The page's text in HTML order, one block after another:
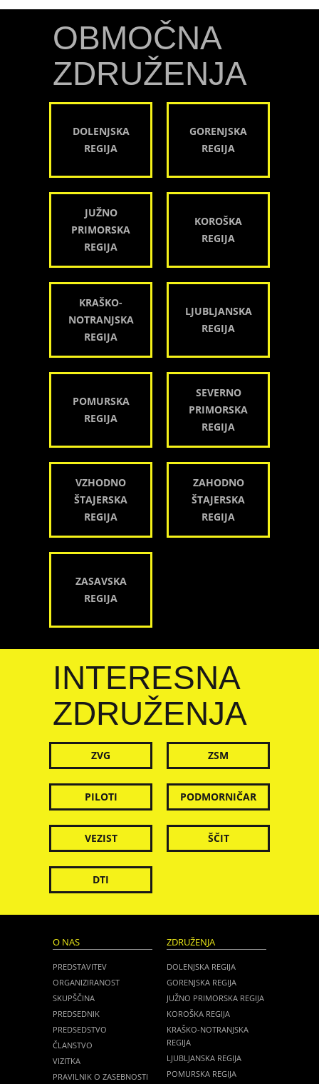
OBMOČNA
ZDRUŽENJA
DOLENJSKA
REGIJA
GORENJSKA
REGIJA
JUŽNO
PRIMORSKA
REGIJA
KOROŠKA
REGIJA
KRAŠKO-
NOTRANJSKA
REGIJA
LJUBLJANSKA
REGIJA
POMURSKA
REGIJA
SEVERNO
PRIMORSKA
REGIJA
VZHODNO
ŠTAJERSKA
REGIJA
ZAHODNO
ŠTAJERSKA
REGIJA
ZASAVSKA
REGIJA
INTERESNA
ZDRUŽENJA
ZVG ZSM
PILOTI PODMORNIČAR
VEZIST ŠČIT
DTI
O NAS
PREDSTAVITEV
ORGANIZIRANOST
SKUPŠČINA
PREDSEDNIK
PREDSEDSTVO
ČLANSTVO
VIZITKA
PRAVILNIK O ZASEBNOSTI
ZDRUŽENJA
DOLENJSKA REGIJA
GORENJSKA REGIJA
JUŽNO PRIMORSKA REGIJA
KOROŠKA REGIJA
KRAŠKO-NOTRANJSKA
REGIJA
LJUBLJANSKA REGIJA
POMURSKA REGIJA